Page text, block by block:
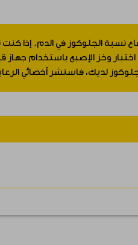
نسبة الجلوكوز في الدم. إذا
وخز الإصبع باستخدام
لديك، فاستشر أخصائي